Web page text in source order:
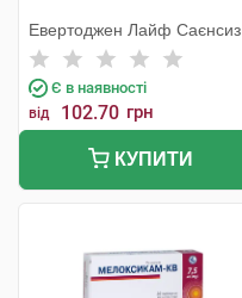
Евертоджен Лайф Саєнсиз
Є в наявності
від 102.70 грн
КУПИТИ